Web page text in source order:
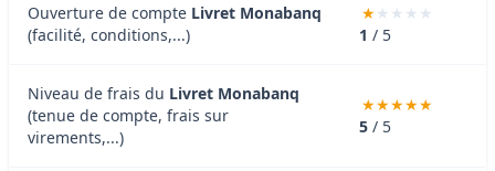
Ouverture de compte Livret Monabanq
(facilité, conditions,...)
1 / 5
Niveau de frais du Livret Monabanq
(tenue de compte, frais sur
virements,...)
5 / 5